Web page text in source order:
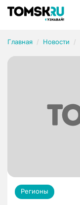
Главная Новости
Регионы